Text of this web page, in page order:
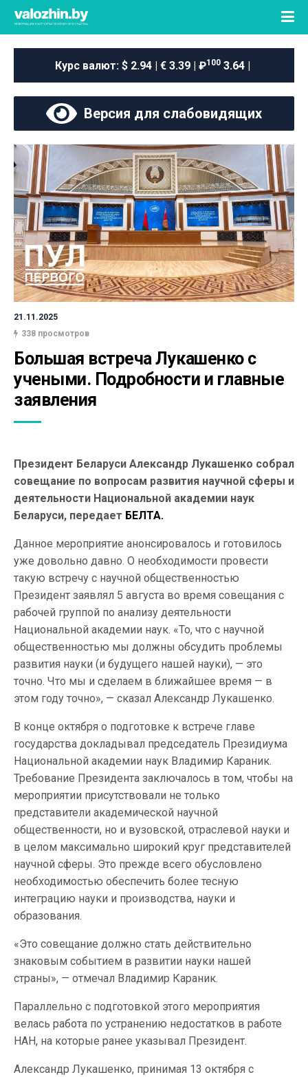
Курс валют: $ 2.94 | € 3.39 | ₽100 3.64 |
Версия для слабовидящих
21.11.2025
338 просмотров
Большая встреча Лукашенко с
учеными. Подробности и главные
заявления
Президент Беларуси Александр Лукашенко собрал
совещание по вопросам развития научной сферы и
деятельности Национальной академии наук
Беларуси, передает БЕЛТА.
Данное мероприятие анонсировалось и готовилось
уже довольно давно. О необходимости провести
такую встречу с научной общественностью
Президент заявлял 5 августа во время совещания с
рабочей группой по анализу деятельности
Национальной академии наук. «То, что с научной
общественностью мы должны обсудить проблемы
развития науки (и будущего нашей науки), — это
точно. Что мы и сделаем в ближайшее время — в
этом году точно», — сказал Александр Лукашенко.
В конце октября о подготовке к встрече главе
государства докладывал председатель Президиума
Национальной академии наук Владимир Караник.
Требование Президента заключалось в том, чтобы на
мероприятии присутствовали не только
представители академической научной
общественности, но и вузовской, отраслевой науки и
в целом максимально широкий круг представителей
научной сферы. Это прежде всего обусловлено
необходимостью обеспечить более тесную
интеграцию науки и производства, науки и
образования.
«Это совещание должно стать действительно
знаковым событием в развитии науки нашей
страны», — отмечал Владимир Караник.
Параллельно с подготовкой этого мероприятия
велась работа по устранению недостатков в работе
НАН, на которые ранее указывал Президент.
Александр Лукашенко, принимая 13 октября с